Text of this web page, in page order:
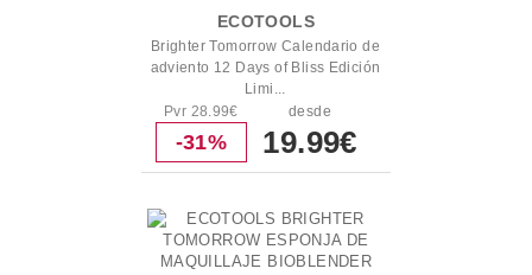
ECOTOOLS
Brighter Tomorrow Calendario de
adviento 12 Days of Bliss Edición
Limi...
Pvr 28.99€
-31%
desde
19.99€